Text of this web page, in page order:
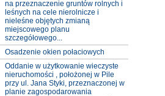
na przeznaczenie gruntów rolnych i
leśnych na cele nierolnicze i
nieleśne objętych zmianą
miejscowego planu
szczegółowego...
Osadzenie okien połaciowych
Oddanie w użytkowanie wieczyste
nieruchomości , położonej w Pile
przy ul. Jana Styki, przeznaczonej w
planie zagospodarowania